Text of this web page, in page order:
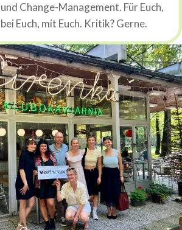
und Change-Management. Für Euch,
bei Euch, mit Euch. Kritik? Gerne.